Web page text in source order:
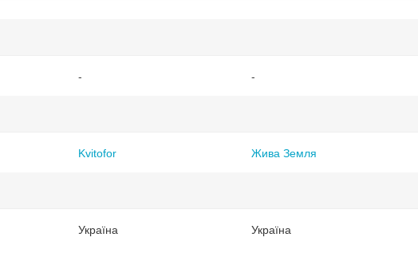
- -
Kvitofor Жива Земля
Україна Україна